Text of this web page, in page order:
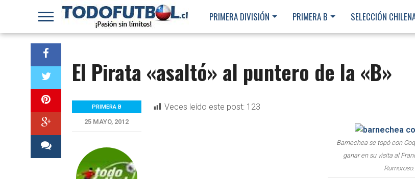
PRIMERA DIVISIÓN PRIMERA B SELECCIÓN
El Pirata «asaltó» al puntero de la «B»
Veces leído este post: 123
Barnechea se topó con
ganar en su visita al
Rumoroso.
PRIMERA B
25 MAYO, 2012